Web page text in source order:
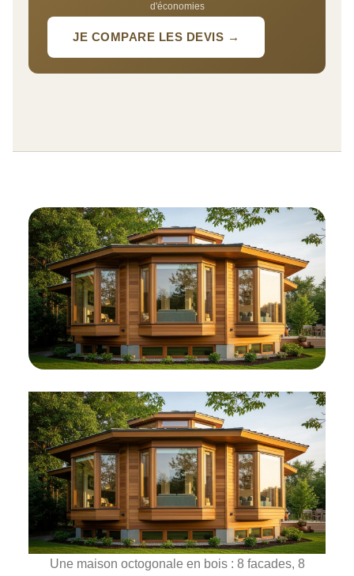
d'économies
JE COMPARE LES DEVIS →
Une maison octogonale en bois : 8 facades, 8